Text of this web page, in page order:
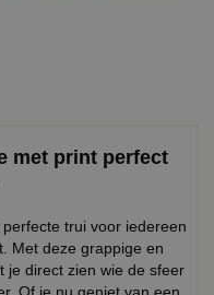
met print perfect
trui voor iedereen
Met deze grappige en
je direct zien wie de sfeer